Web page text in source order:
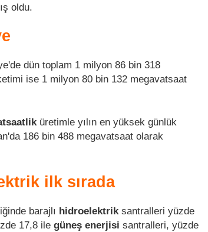
oldu.
dün toplam 1 milyon 86 bin 318
ise 1 milyon 80 bin 132 megavatsaat
üretimle yılın en yüksek günlük
186 bin 488 megavatsaat olarak
ilk sırada
barajlı hidroelektriksantralleri yüzde
17,8 ile güneş enerjisi santralleri, yüzde